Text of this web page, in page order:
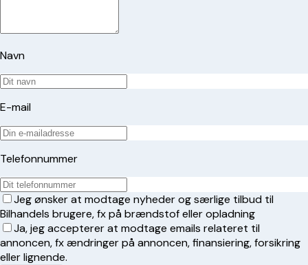
Navn
E-mail
Telefonnummer
Jeg ønsker at modtage nyheder og særlige tilbud til
Bilhandels brugere, fx på brændstof eller opladning
Ja, jeg accepterer at modtage emails relateret til
annoncen, fx ændringer på annoncen, finansiering, forsikring
eller lignende.